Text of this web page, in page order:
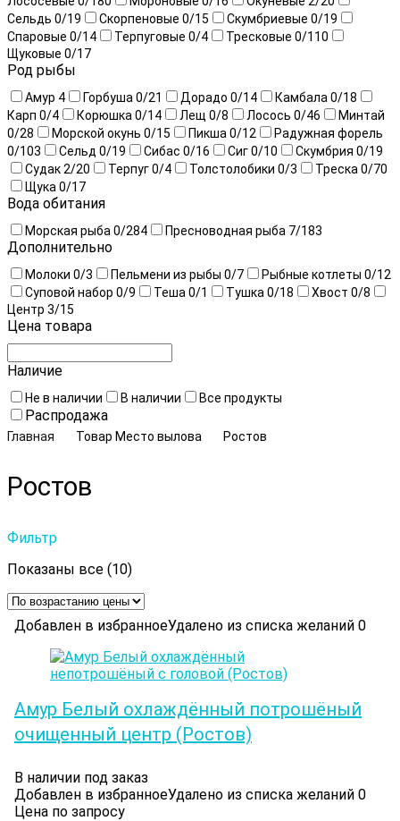
Сельдь 0/19 Скорпеновые 0/15 Скумбриевые 0/19
Спаровые 0/14 Терпуговые 0/4 Тресковые 0/110
Щуковые 0/17
Род рыбы
Амур 4 Горбуша 0/21 Дорадо 0/14 Камбала 0/18
Карп 0/4 Корюшка 0/14 Лещ 0/8 Лосось 0/46
Минтай
0/28 Морской окунь 0/15 Пикша 0/12
Радужная форель
0/103 Сельд 0/19 Сибас 0/16 Сиг0/10 Скумбрия 0/19
Судак 2/20 Терпуг0/4 Толстолобики 0/3 Треска 0/70
Щука 0/17
Вода обитания
Морская рыба 0/284 Пресноводная рыба 7/183
Дополнительно
Молоки 0/3 Пельмени из рыбы 0/7 Рыбные котлеты 0/12
Суповой набор 0/9 Теша 0/1 Тушка 0/18 Хвост 0/8
Центр 3/15
Цена товара
Наличие
Не в наличии В наличии Все продукты
Распродажа
Главная Товар Место вылова Ростов
Ростов
Фильтр
Показаны все (10)Цены:
возрастанию
Добавлен в избранноеУдалено из списка желаний 0
Амур Белый охлаждённый потрошёный
очищенный центр (Ростов)
В наличии под заказ
Добавлен в избранноеУдалено из списка желаний 0
Цена по запросу